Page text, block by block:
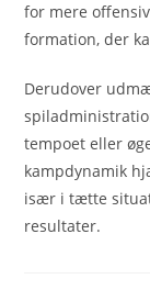
for mere
formation, der
Derudover
tempoet eller
kampdynamik
især i tætte
resultater.